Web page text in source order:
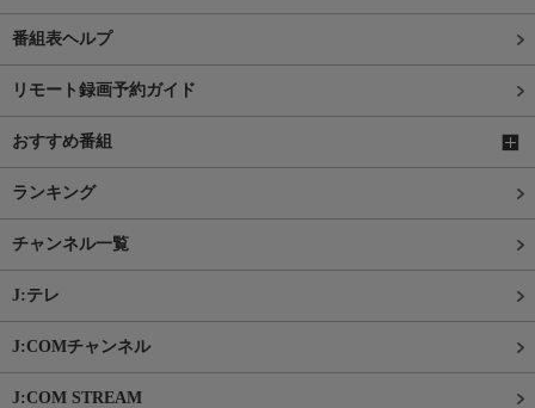
番組表ヘルプ
リモート録画予約ガイド
おすすめ番組
ランキング
チャンネル一覧
J:テレ
J:COMチャンネル
J:COM STREAM